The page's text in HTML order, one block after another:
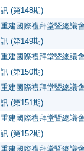
訊 (第148期)
重建國際禮拜堂暨總議
訊 (第149期)
重建國際禮拜堂暨總議
訊 (第150期)
重建國際禮拜堂暨總議
訊 (第151期)
重建國際禮拜堂暨總議
訊 (第152期)
重建國際禮拜堂暨總議